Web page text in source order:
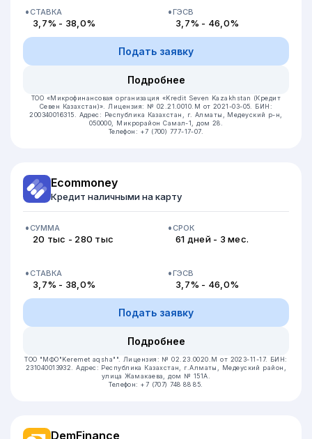
СТАВКА
3,7% - 38,0%
ГЭСВ
3,7% - 46,0%
Подать заявку
Подробнее
ТОО «Микрофинансовая организация «Kredit Seven Kazakhstan (Кредит
Севен Казахстан)». Лицензия: № 02.21.0010.M от 2021-03-05. БИН:
200340016315. Адрес: Республика Казахстан, г. Алматы, Медеуский р-н,
050000, Микрорайон Самал-1, дом 28.
Телефон: +7 (700) 777-17-07.
Ecommoney
Кредит наличными на карту
СУММА
20 тыс - 280 тыс
СРОК
61 дней - 3 мес.
СТАВКА
3,7% - 38,0%
ГЭСВ
3,7% - 46,0%
Подать заявку
Подробнее
ТОО "МФО"Keremet aqsha"". Лицензия: № 02.23.0020.М от 2023-11-17. БИН:
231040013932.Адрес: Республика Казахстан, г.Алматы, Медеуский район,
улица Жамакаева, дом № 151А.
Телефон: +7 (707) 748 88 85.
DemFinance